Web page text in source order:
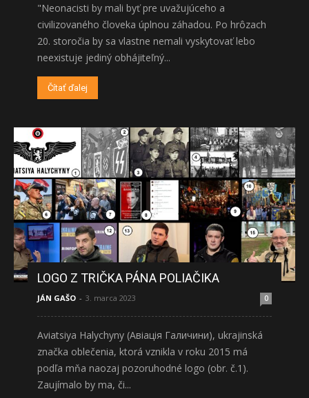
"Neonacisti by mali byť pre uvažujúceho a
civilizovaného človeka úplnou záhadou. Po hrôzach
20. storočia by sa vlastne nemali vyskytovať lebo
neexistuje jediný obhájiteľný...
Čítať ďalej
LOGO Z TRIČKA PÁNA POLIAČIKA
JÁN GAŠO - 3. marca 2023 0
Aviatsiya Halychyny (Авіація Галичини), ukrajinská
značka oblečenia, ktorá vznikla v roku 2015 má
podľa mňa naozaj pozoruhodné logo (obr. č.1).
Zaujímalo by ma, či...